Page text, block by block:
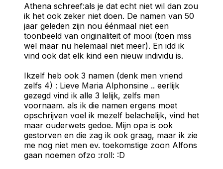
Athena schreef:als je dat echt niet wil dan zou
ik het ook zeker niet doen. De namen van 50
jaar geleden zijn nou éénmaal niet een
toonbeeld van originaliteit of mooi (toen mss
wel maar nu helemaal niet meer). En idd ik
vind ook dat elk kind een nieuw individu is.
Ikzelf heb ook 3 namen (denk men vriend
zelfs 4) : Lieve Maria Alphonsine .. eerlijk
gezegd vind ik alle 3 lelijk, zelfs men
voornaam. als ik die namen ergens moet
opschrijven voel ik mezelf belachelijk, vind het
maar ouderwets gedoe. Mijn opa is ook
gestorven en die zag ik ook graag, maar ik zie
me nog niet men ev. toekomstige zoon Alfons
gaan noemen ofzo :roll: :D